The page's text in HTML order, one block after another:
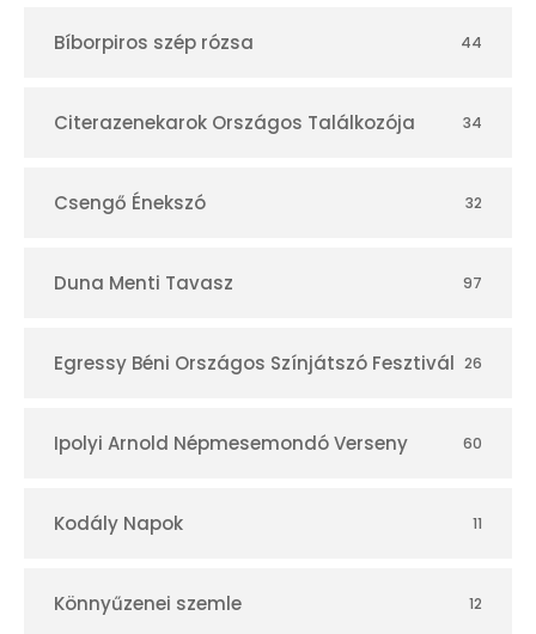
r
Bíborpiros szép rózsa 44
Citerazenekarok Országos Találkozója 34
Csengő Énekszó 32
Duna Menti Tavasz 97
Egressy Béni Országos Színjátszó Fesztivál 26
Ipolyi Arnold Népmesemondó Verseny 60
Kodály Napok 11
Könnyűzenei szemle 12